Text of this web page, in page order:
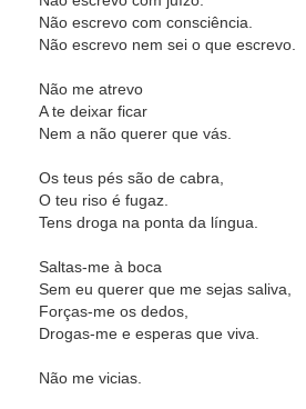
Não escrevo com consciência.
Não escrevo nem sei o que escrevo.
Não me atrevo
A te deixar ficar
Nem a não querer que vás.
Os teus pés são de cabra,
O teu riso é fugaz.
Tens droga na ponta da língua.
Saltas-me à boca
Sem eu querer que me sejas saliva,
Forças-me os dedos,
Drogas-me e esperas que viva.
Não me vicias.